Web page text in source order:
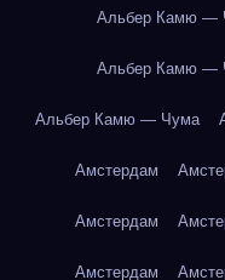
Альбер Камю —
Альбер Камю —
Альбер Камю — Чума
Амстердам
Амстердам
Амстердам